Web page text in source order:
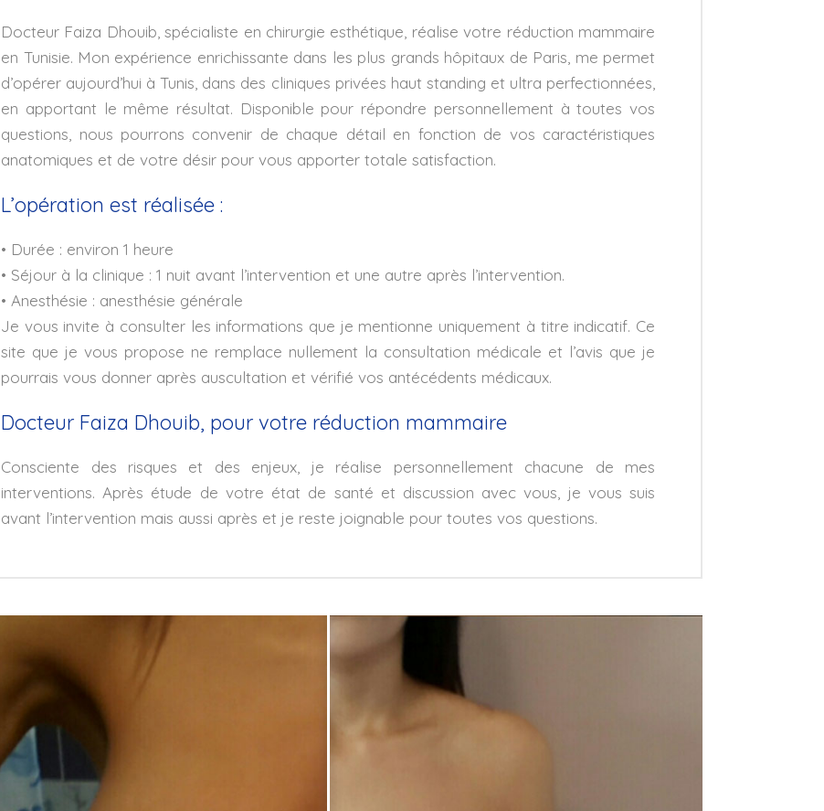
Docteur Faiza Dhouib, spécialiste en chirurgie esthétique, réalise votre réduction mammaire
en Tunisie. Mon expérience enrichissante dans les plus grands hôpitaux de Paris, me permet
d’opérer aujourd’hui à Tunis, dans des cliniques privées haut standing et ultra perfectionnées,
en apportant le même résultat. Disponible pour répondre personnellement à toutes vos
questions, nous pourrons convenir de chaque détail en fonction de vos caractéristiques
anatomiques et de votre désir pour vous apporter totale satisfaction.
L’opération est réalisée :
• Durée : environ 1 heure
• Séjour à la clinique : 1 nuit avant l’intervention et une autre après l’intervention.
• Anesthésie : anesthésie générale
Je vous invite à consulter les informations que je mentionne uniquement à titre indicatif. Ce
site que je vous propose ne remplace nullement la consultation médicale et l’avis que je
pourrais vous donner après auscultation et vérifié vos antécédents médicaux.
Docteur Faiza Dhouib, pour votre réduction mammaire
Consciente des risques et des enjeux, je réalise personnellement chacune de mes
interventions. Après étude de votre état de santé et discussion avec vous, je vous suis
avant l’intervention mais aussi après et je reste joignable pour toutes vos questions.